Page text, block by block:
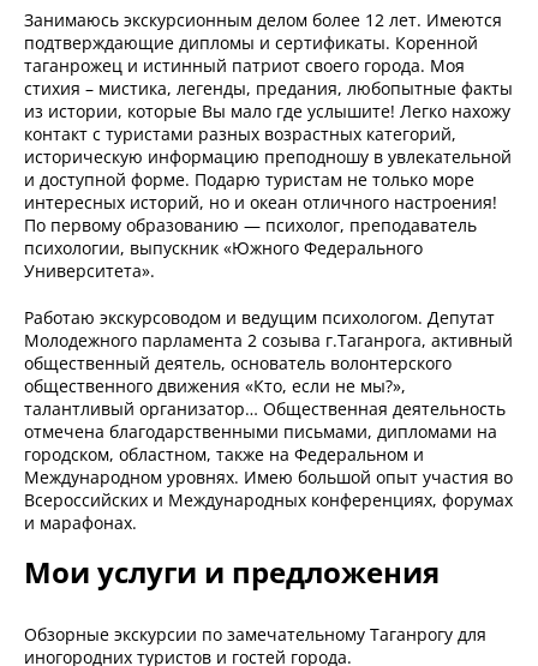
Занимаюсь экскурсионным делом более 12 лет. Имеются
подтверждающие дипломы и сертификаты. Коренной
таганрожец и истинный патриот своего города. Моя
стихия – мистика, легенды, предания, любопытные факты
из истории, которые Вы мало где услышите! Легко нахожу
контакт с туристами разных возрастных категорий,
историческую информацию преподношу в увлекательной
и доступной форме. Подарю туристам не только море
интересных историй, но и океан отличного настроения!
По первому образованию — психолог, преподаватель
психологии, выпускник «Южного Федерального
Университета».
Работаю экскурсоводом и ведущим психологом. Депутат
Молодежного парламента 2 созыва г.Таганрога, активный
общественный деятель, основатель волонтерского
общественного движения «Кто, если не мы?»,
талантливый организатор… Общественная деятельность
отмечена благодарственными письмами, дипломами на
городском, областном, также на Федеральном и
Международном уровнях. Имею большой опыт участия во
Всероссийских и Международных конференциях, форумах
и марафонах.
Мои услуги и предложения
Обзорные экскурсии по замечательному Таганрогу для
иногородних туристов и гостей города.